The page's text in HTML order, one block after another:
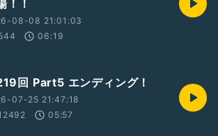
！！
08-08 21:01:03
06:19
回 Part5 エンディング！
07-25 21:47:18
05:57